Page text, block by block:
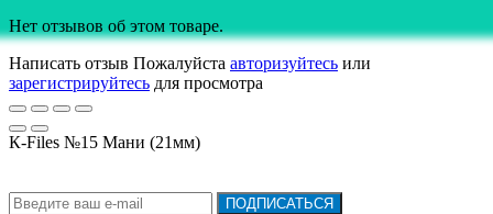
Нет отзывов об этом товаре.
Написать отзыв Пожалуйста авторизуйтесь или
зарегистрируйтесь для просмотра
К-Files №15 Мани (21мм)
ПОДПИСАТЬСЯ